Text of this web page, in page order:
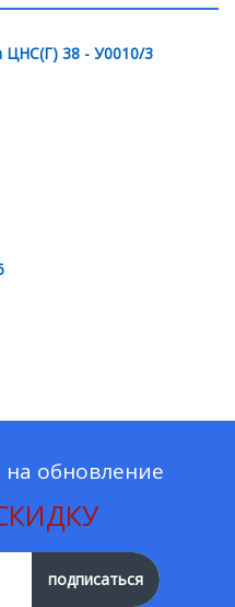
ЦНС(Г) 38 - У0010/3
обновление
подписаться